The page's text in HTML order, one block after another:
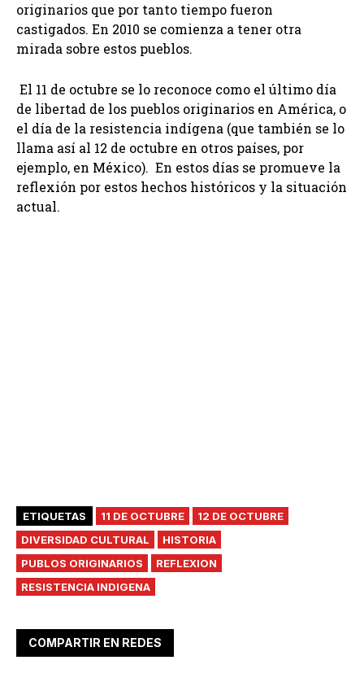
originarios que por tanto tiempo fueron
castigados. En 2010 se comienza a tener otra
mirada sobre estos pueblos.
El 11 de octubre se lo reconoce como el último día
de libertad de los pueblos originarios en América, o
el día de la resistencia indígena (que también se lo
llama así al 12 de octubre en otros países, por
ejemplo, en México). En estos días se promueve la
reflexión por estos hechos históricos y la situación
actual.
ETIQUETAS 11 DE OCTUBRE
12 DE OCTUBRE
DIVERSIDAD CULTURAL
HISTORIA
PUBLOS ORIGINARIOS
REFLEXION
RESISTENCIA INDIGENA
COMPARTIR EN REDES